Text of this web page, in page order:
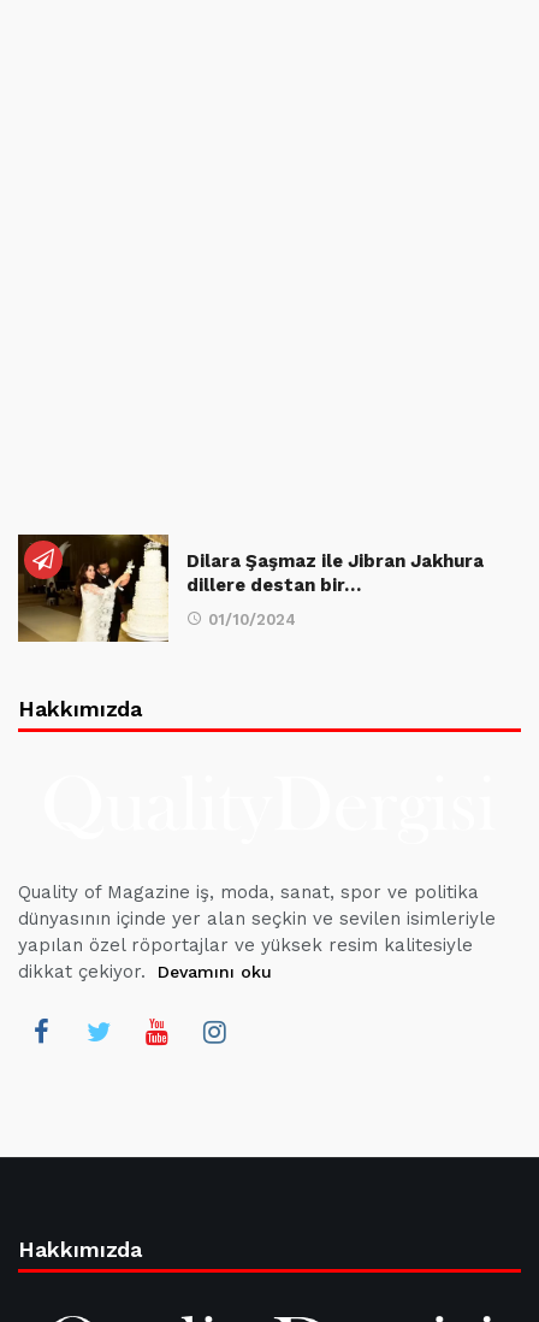
Dilara Şaşmaz ile Jibran Jakhura
dillere destan bir…
01/10/2024
Hakkımızda
Quality of Magazine iş, moda, sanat, spor ve politika
dünyasının içinde yer alan seçkin ve sevilen isimleriyle
yapılan özel röportajlar ve yüksek resim kalitesiyle
dikkat çekiyor.
Devamını oku
Hakkımızda